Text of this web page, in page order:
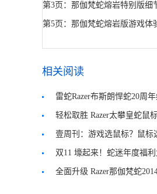
第3页：那伽梵蛇熔岩特别版细
第5页：那伽梵蛇熔岩版游戏体
相关阅读
雷蛇Razer布斯朗悍蛇20周
轻松取胜 Razer太攀皇蛇鼠
壹周刊：游戏选鼠标？鼠标
双11 壕起来！蛇迷年度福利
全面升级 Razer那伽梵蛇